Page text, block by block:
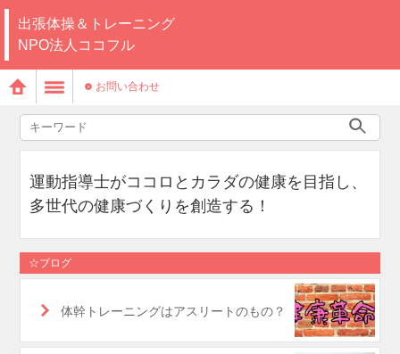
出張体操＆トレーニング
NPO法人ココフル
お問い合わせ
運動指導士がココロとカラダの健康を目指し、
多世代の健康づくりを創造する！
☆ブログ
体幹トレーニングはアスリートのもの？